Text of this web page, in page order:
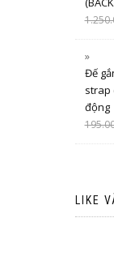
Đế
strap
động
LIKE